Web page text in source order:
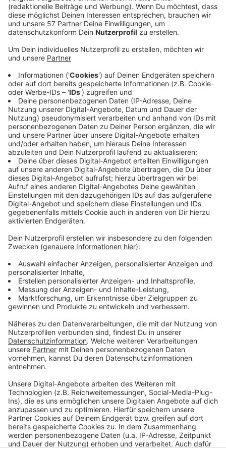
gibt es erstmal eine Wassermelone. Die
Wassermelone kommt ursprünglich aus Südafrika. In
anderen Teilen der Welt kann man auch tolle Sachen
„Pokémon“ erfunden. Das feiert dieses Jahr seinen 30
Geburtstag.
In Korea gibt es eine K-Pop Band die Zuri und Louisa
sehr cool finden. Es ist die Boygroup „Stray Kids“. Für
die Entspannung nach dem ganzen Reisen, hat
Sunderyia noch ein paar Beauty Tipps für euch.
Schaltet am Sonntag ab 19:03 Uhr ein.
Alte Sendungen könnt ihrhiernachhören!
Radio von Kindern für Kinder bei der Euro Jugend.
Die Kinder- und Jugendredaktionen der Euro Jugend
machen jede Woche Radio. In den wöchentlichen
Redaktionstreffen entstehen die Ideen für die
(107,8 UKW).
Lust mitzumachen?
Alle Kinder zwischen 8 und 12 Jahren treffen sich
montags von 16.00-17.00 Uhr, alle Mädchen und
Jungen ab 12 Jahren treffen sich montags von 17.00-
18.30 Uhr im Radio Ragazzi Studio im Kinder- und
Jugendforum der Euro Jugend
Anzeige
Anzeige